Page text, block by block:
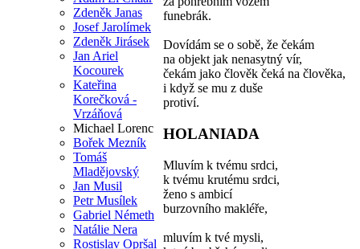
Zdeněk Janas
Josef Jarolímek
Zdeněk Jirásek
Jan Ariel
Kocourek
Kateřina
Korečková -
Vrzáňová
Michael Lorenc
Bořek Mezník
Tomáš
Mladějovský
Jan Musil
Petr Musílek
Gabriel Németh
Natálie Nera
Rostislav Opršal
funebrák.
Dovídám se o sobě, že čekám
na objekt jak nenasytný vír,
čekám jako člověk čeká na člověka,
i když se mu z duše
protiví.
HOLANIADA
Mluvím k tvému srdci,
k tvému krutému srdci,
ženo s ambicí
burzovního makléře,
mluvím k tvé mysli,